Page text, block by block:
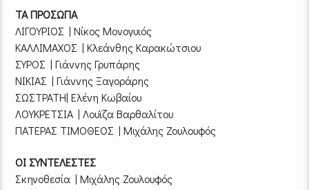
ΤΑ ΠΡΟΣΩΠΑ
ΛΙΓΟΥΡΙΟΣ | Νίκος Μονογυιός
ΚΑΛΛΙΜΑΧΟΣ | Κλεάνθης Καρακώτσιου
ΣΥΡΟΣ | Γιάννης Γρυπάρης
ΝΙΚΙΑΣ | Γιάννης Ξαγοράρης
ΣΩΣΤΡΑΤΗ| Ελένη Κωβαίου
ΛΟΥΚΡΕΤΣΙΑ | Λουϊζα Βαρθαλίτου
ΠΑΤΕΡΑΣ ΤΙΜΟΘΕΟΣ | Μιχάλης Ζουλουφός
ΟΙ ΣΥΝΤΕΛΕΣΤΕΣ
Σκηνοθεσία | Μιχάλης Ζουλουφός